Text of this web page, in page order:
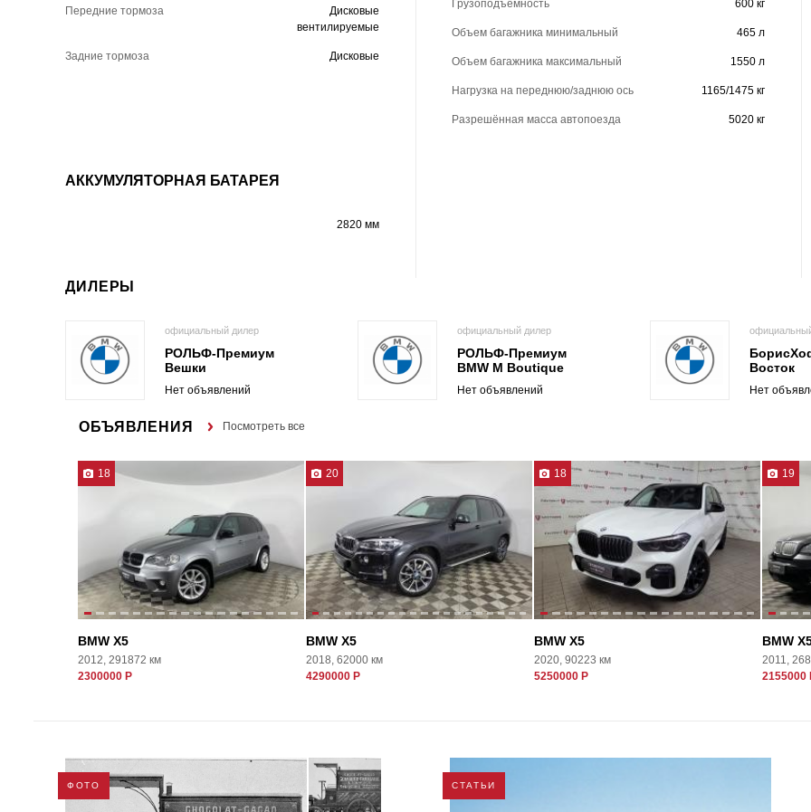
Передние тормоза
Дисковые
вентилируемые
Задние тормоза Дисковые
Грузоподъёмность 600 кг
Объем багажника минимальный 465 л
Объем багажника максимальный 1550 л
Нагрузка на переднюю/заднюю ось 1165/1475 кг
Разрешённая масса автопоезда 5020 кг
АККУМУЛЯТОРНАЯ БАТАРЕЯ
2820 мм
ДИЛЕРЫ
официальный дилер
РОЛЬФ-Премиум
Вешки
Нет объявлений
официальный дилер
РОЛЬФ-Премиум
BMW M Boutique
Нет объявлений
Восток
Нет
ОБЪЯВЛЕНИЯ Посмотреть все
18
BMW X5
2012, 291872 км
2300000 Р
20
BMW X5
2018, 62000 км
4290000 Р
18
BMW X5
2020, 90223 км
5250000 Р
19
BMW
2011,
2155000
ФОТО СТАТЬИ